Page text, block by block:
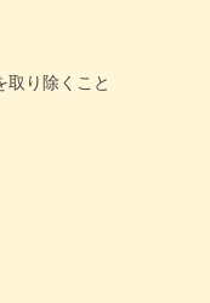
取り除くこと